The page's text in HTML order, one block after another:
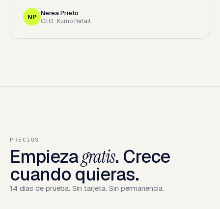
NP Nerea Prieto
CEO · Kumo Retail
PRECIOS
Empiezagratis. Crece
cuando quieras.
14 días de prueba. Sin tarjeta. Sin permanencia.